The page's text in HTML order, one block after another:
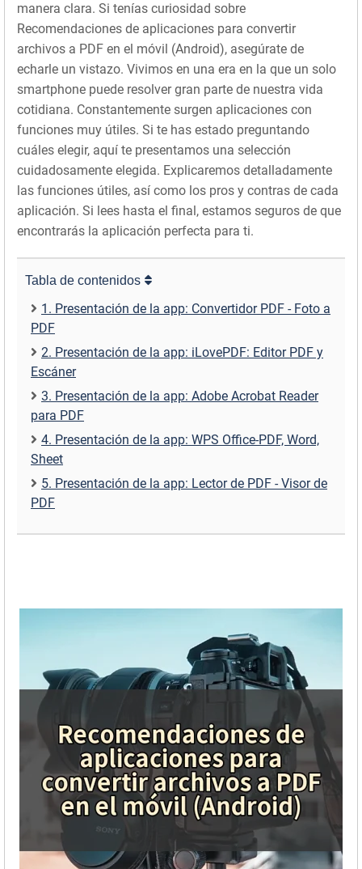
manera clara. Si tenías curiosidad sobre
Recomendaciones de aplicaciones para convertir
archivos a PDF en el móvil (Android), asegúrate de
echarle un vistazo. Vivimos en una era en la que un solo
smartphone puede resolver gran parte de nuestra vida
cotidiana. Constantemente surgen aplicaciones con
funciones muy útiles. Si te has estado preguntando
cuáles elegir, aquí te presentamos una selección
cuidadosamente elegida. Explicaremos detalladamente
las funciones útiles, así como los pros y contras de cada
aplicación. Si lees hasta el final, estamos seguros de que
encontrarás la aplicación perfecta para ti.
Tabla de contenidos
1. Presentación de la app: Convertidor PDF - Foto a
PDF
2. Presentación de la app: iLovePDF: Editor PDF y
Escáner
3. Presentación de la app: Adobe Acrobat Reader
para PDF
4. Presentación de la app: WPS Office-PDF, Word,
Sheet
5. Presentación de la app: Lector de PDF - Visor de
PDF